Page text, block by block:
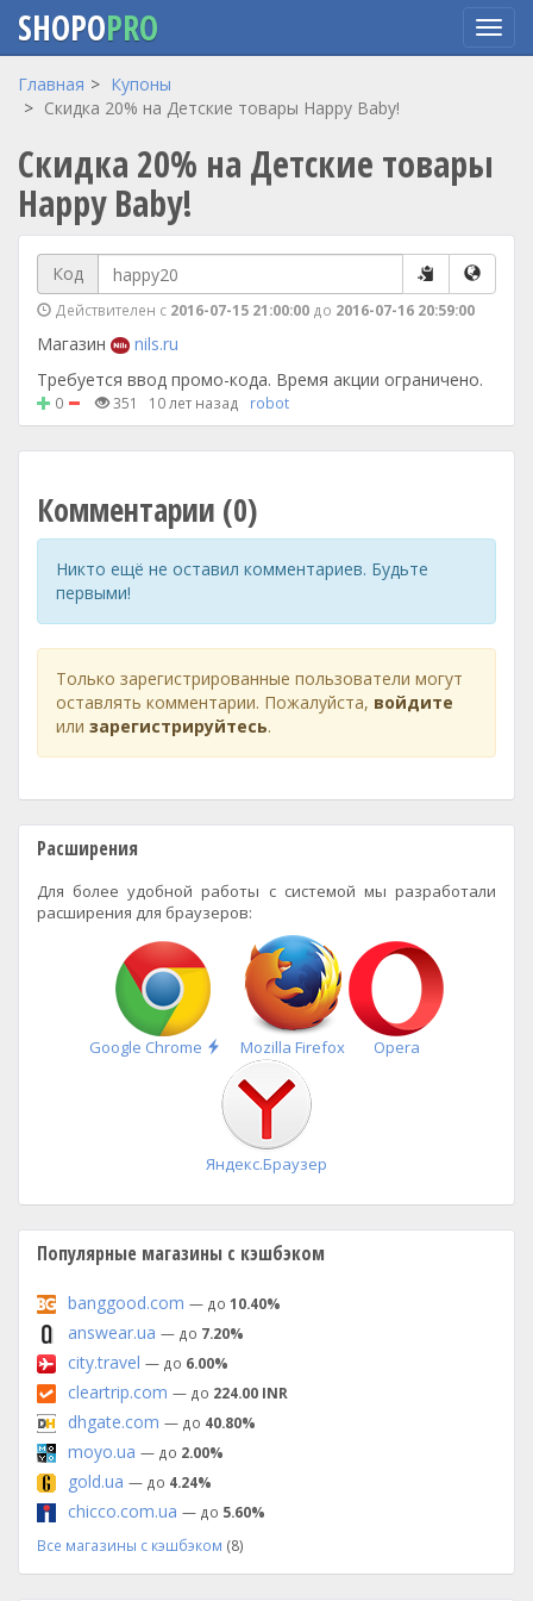
Перейти
содержанию
SHOPOPRO
Главная
Купоны
Скидка 20% на Детские товары Happy Baby!
Скидка 20% на Детские товары
Happy Baby!
Код
Действителен с 2016-07-15 21:00:00 до 2016-07-16 20:59:00
Магазин
nils.ru
Требуется ввод промо-кода. Время акции ограничено.
0 351 10 лет назад robot
Комментарии (0)
Никто ещё не оставил комментариев. Будьте
первыми!
Только зарегистрированные пользователи могут
оставлять комментарии. Пожалуйста, войдите
или зарегистрируйтесь.
Расширения
Для более удобной работы с системой мы разработали
расширения для браузеров:
Google Chrome
Быстрая
установка
Mozilla Firefox Opera
Яндекс.Браузер
Популярные магазины с кэшбэком
banggood.com — до 10.40%
answear.ua — до 7.20%
city.travel — до 6.00%
cleartrip.com — до 224.00 INR
dhgate.com — до 40.80%
moyo.ua — до 2.00%
gold.ua — до 4.24%
chicco.com.ua — до 5.60%
Все магазины с кэшбэком (8)